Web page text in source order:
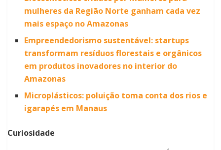
mulheres da Região Norte ganham cada vez
mais espaço no Amazonas
Empreendedorismo sustentável: startups
transformam resíduos florestais e orgânicos
em produtos inovadores no interior do
Amazonas
Microplásticos: poluição toma conta dos rios e
igarapés em Manaus
Curiosidade